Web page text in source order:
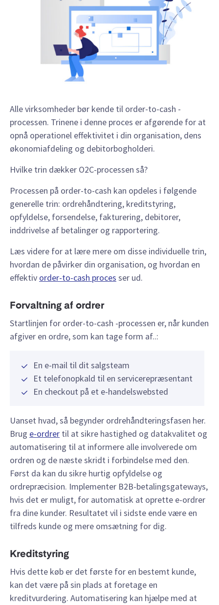
Alle virksomheder bør kende til order-to-cash -
processen. Trinene i denne proces er afgørende for at
opnå operationel effektivitet i din organisation, dens
økonomiafdeling og debitorbogholderi.
Hvilke trin dækker O2C-processen så?
Processen på order-to-cash kan opdeles i følgende
generelle trin: ordrehåndtering, kreditstyring,
opfyldelse, forsendelse, fakturering, debitorer,
inddrivelse af betalinger og rapportering.
Læs videre for at lære mere om disse individuelle trin,
hvordan de påvirker din organisation, og hvordan en
effektiv order-to-cash proces ser ud.
Forvaltning af ordrer
Startlinjen for order-to-cash -processen er, når kunden
afgiver en ordre, som kan tage form af..:
En e-mail til dit salgsteam
Et telefonopkald til en servicerepræsentant
En checkout på et e-handelswebsted
Uanset hvad, så begynder ordrehåndteringsfasen her.
Brug e-ordrer til at sikre hastighed og datakvalitet og
automatisering til at informere alle involverede om
ordren og de næste skridt i forbindelse med den.
Først da kan du sikre hurtig opfyldelse og
ordrepræcision. Implementer B2B-betalingsgateways,
hvis det er muligt, for automatisk at oprette e-ordrer
fra dine kunder. Resultatet vil i sidste ende være en
tilfreds kunde og mere omsætning for dig.
Kreditstyring
Hvis dette køb er det første for en bestemt kunde,
kan det være på sin plads at foretage en
kreditvurdering. Automatisering kan hjælpe med at